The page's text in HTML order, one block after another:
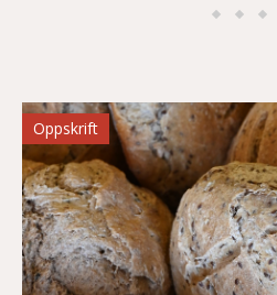
Oppskrift